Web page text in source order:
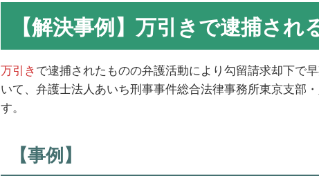
【解決事例】万引きで逮捕され
万引きで逮捕されたものの弁護活動により勾留請求却下で
いて、弁護士法人あいち刑事事件総合法律事務所東京支部
す。
【事例】